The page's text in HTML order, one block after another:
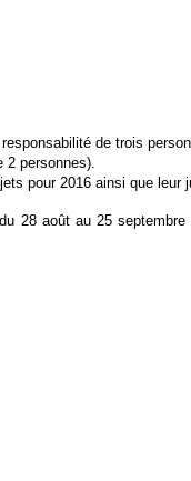
de trois
personnes).
pour 2016 ainsi que leur
28 août au 25